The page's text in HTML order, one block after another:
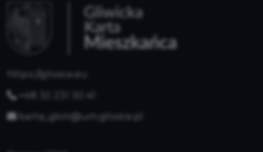
https://gliwice.eu
+48 32 231 30 41
karta_gkm@um.gliwice.pl